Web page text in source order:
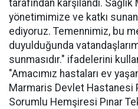
tarafından karşılandı.
yönetimimize ve katkı
ediyoruz. Temennimiz, bu
duyulduğunda
sunmasıdır." ifadelerini
"Amacımız hastaları ev
Marmaris Devlet Hastanesi
Sorumlu Hemşiresi Pınar